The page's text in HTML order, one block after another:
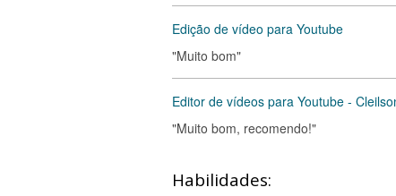
Edição de vídeo para Youtube
"Muito bom"
Editor de vídeos para Youtube -
"Muito bom, recomendo!"
Habilidades: